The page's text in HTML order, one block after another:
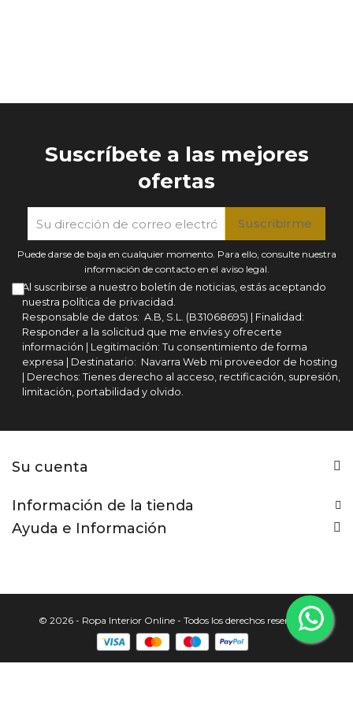
Suscríbete a las mejores
ofertas
Puede darse de baja en cualquier momento. Para ello, consulte nuestra
información de contacto en el aviso legal.
Al suscribirse a nuestro boletín de noticias, estás aceptando
nuestra política de privacidad.
Responsable de datos: A.B, S.L. (B31068695) | Finalidad:
Responder a la solicitud que me envíes y ofrecerte
información | Legitimación: Tu consentimiento de forma
expresa | Destinatario: Navarra Web mi proveedor de hosting
| Derechos: Tienes derecho al acceso, rectificación, supresión,
limitación, portabilidad y olvido.
Su cuenta
Información de la tienda
Ayuda e Información
© 2026 - Ropa Interior Online - Todos los derechos reservados